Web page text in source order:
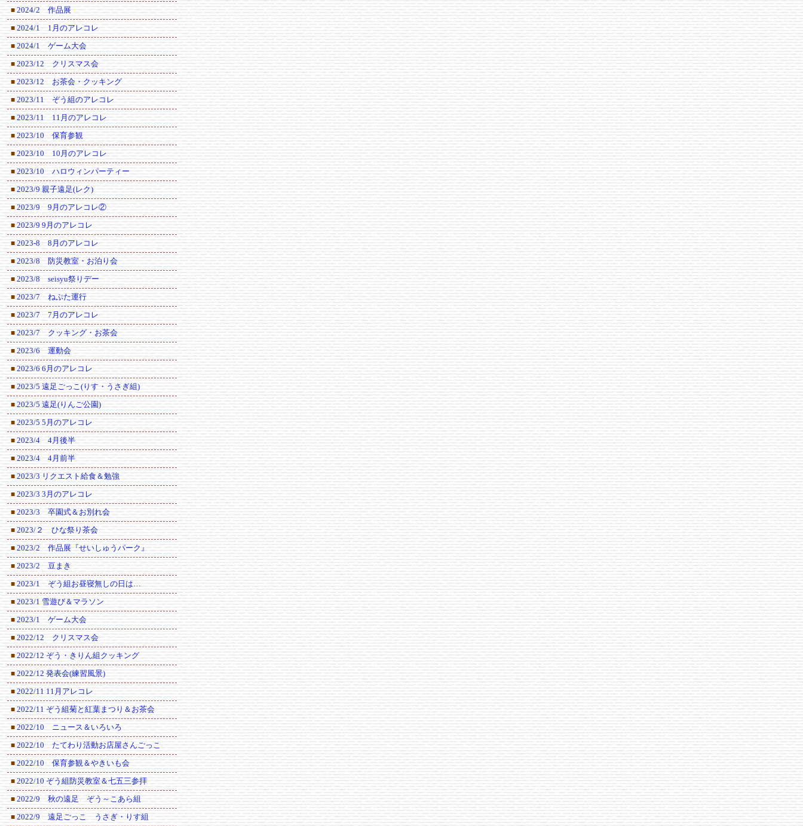
■ 2024/2 作品展
■ 2024/1 1月のアレコレ
■ 2024/1 ゲーム大会
■ 2023/12 クリスマス会
■ 2023/12 お茶会・クッキング
■ 2023/11 ぞう組のアレコレ
■ 2023/11 11月のアレコレ
■ 2023/10 保育参観
■ 2023/10 10月のアレコレ
■ 2023/10 ハロウィンパーティー
■ 2023/9 親子遠足(レク)
■ 2023/9 9月のアレコレ②
■ 2023/9 9月のアレコレ
■ 2023-8 8月のアレコレ
■ 2023/8 防災教室・お泊り会
■ 2023/8 seisyu祭りデー
■ 2023/7 ねぷた運行
■ 2023/7 7月のアレコレ
■ 2023/7 クッキング・お茶会
■ 2023/6 運動会
■ 2023/6 6月のアレコレ
■ 2023/5 遠足ごっこ(りす・うさぎ組)
■ 2023/5 遠足(りんご公園)
■ 2023/5 5月のアレコレ
■ 2023/4 4月後半
■ 2023/4 4月前半
■ 2023/3 リクエスト給食＆勉強
■ 2023/3 3月のアレコレ
■ 2023/3 卒園式＆お別れ会
■ 2023/２ ひな祭り茶会
■ 2023/2 作品展『せいしゅうパーク』
■ 2023/2 豆まき
■ 2023/1 ぞう組お昼寝無しの日は…
■ 2023/1 雪遊び＆マラソン
■ 2023/1 ゲーム大会
■ 2022/12 クリスマス会
■ 2022/12 ぞう・きりん組クッキング
■ 2022/12 発表会(練習風景)
■ 2022/11 11月アレコレ
■ 2022/11 ぞう組菊と紅葉まつり＆お茶会
■ 2022/10 ニュース＆いろいろ
■ 2022/10 たてわり活動お店屋さんごっこ
■ 2022/10 保育参観＆やきいも会
■ 2022/10 ぞう組防災教室＆七五三参拝
■ 2022/9 秋の遠足 ぞう～こあら組
■ 2022/9 遠足ごっこ うさぎ・りす組